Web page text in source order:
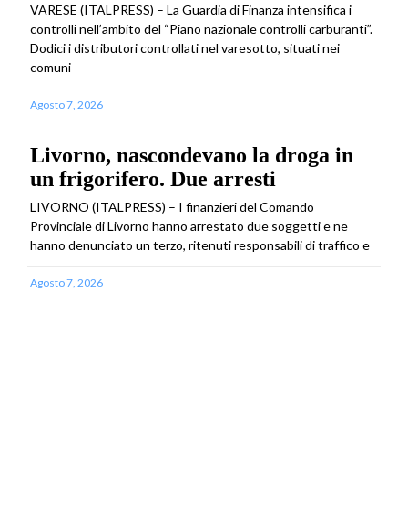
VARESE (ITALPRESS) – La Guardia di Finanza intensifica i
controlli nell’ambito del “Piano nazionale controlli carburanti”.
Dodici i distributori controllati nel varesotto, situati nei
comuni
Agosto 7, 2026
Livorno, nascondevano la droga in
un frigorifero. Due arresti
LIVORNO (ITALPRESS) – I finanzieri del Comando
Provinciale di Livorno hanno arrestato due soggetti e ne
hanno denunciato un terzo, ritenuti responsabili di traffico e
Agosto 7, 2026